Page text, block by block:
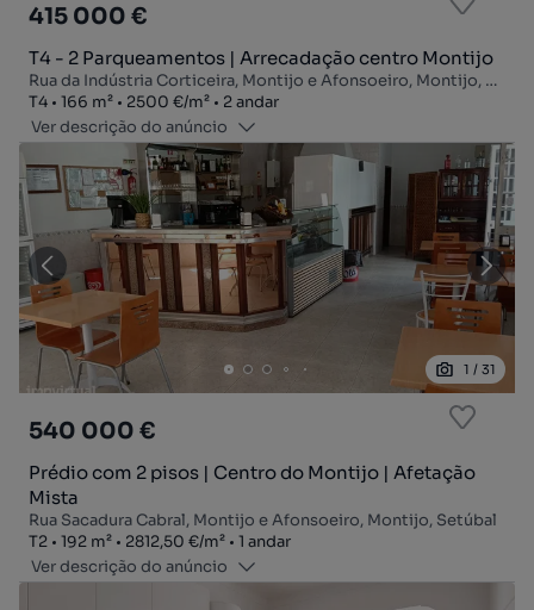
415 000 €
T4 - 2 Parqueamentos | Arrecadação centro Montijo
Rua da Indústria Corticeira, Montijo e Afonsoeiro, Montijo, Setúbal
Tipologia
T4
Zona166 m²
Preço por metro quadrado
2500 €/m²
Andar
2 andar
Ver descrição do anúncio
1 / 31
540 000 €
Prédio com 2 pisos | Centro do Montijo | Afetação
Mista
Rua Sacadura Cabral, Montijo e Afonsoeiro, Montijo, Setúbal
Tipologia
T2
Zona192 m²
Preço por metro quadrado
2812,50 €/m²
Andar
1 andar
Ver descrição do anúncio